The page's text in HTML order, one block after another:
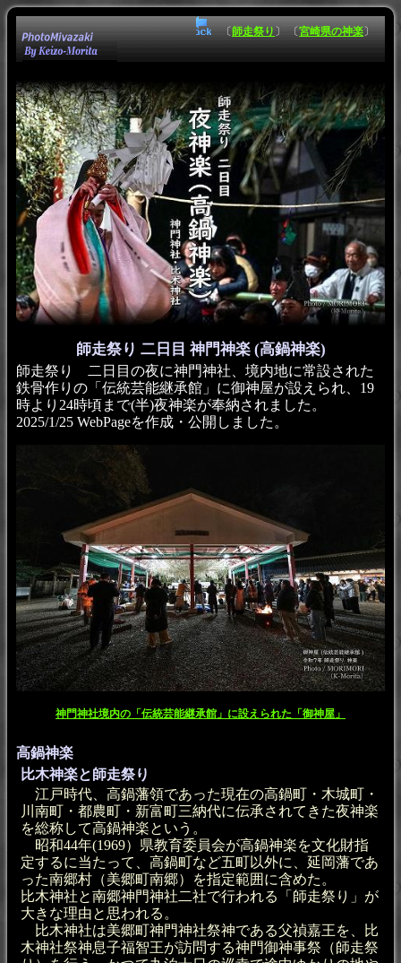
〔 師走祭り 〕 〔宮崎県の神楽〕
師走祭り 二日目 神門神楽 (高鍋神楽)
師走祭り 二日目の夜に神門神社、境内地に常設された
鉄骨作りの「伝統芸能継承館」に御神屋が設えられ、19
時より24時頃まで(半)夜神楽が奉納されました。
2025/1/25 WebPageを作成・公開しました。
神門神社境内の「伝統芸能継承館」に設えられた「御神屋」
高鍋神楽
比木神楽と師走祭り
江戸時代、高鍋藩領であった現在の高鍋町・木城町・
川南町・都農町・新富町三納代に伝承されてきた夜神楽
を総称して高鍋神楽という。
昭和44年(1969）県教育委員会が高鍋神楽を文化財指
定するに当たって、高鍋町など五町以外に、延岡藩であ
った南郷村（美郷町南郷）を指定範囲に含めた。
比木神社と南郷神門神社二社で行われる「師走祭り」が
大きな理由と思われる。
比木神社は美郷町神門神社祭神である父禎嘉王を、比
木神社祭神息子福智王が訪問する神門御神事祭（師走祭